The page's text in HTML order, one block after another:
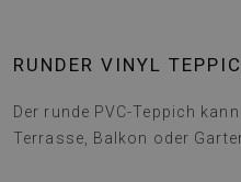
RUNDER VINYL
Der runde PVC-Teppich
Terrasse, Balkon oder